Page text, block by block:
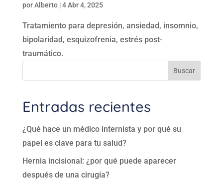
porAlberto|4 Abr 4, 2025
Tratamiento para depresión, ansiedad, insomnio,
bipolaridad, esquizofrenia, estrés post-
traumático.
Buscar
Entradas recientes
¿Qué hace un médico internista y por qué su
papel es clave para tu salud?
Hernia incisional: ¿por qué puede aparecer
después de una cirugía?